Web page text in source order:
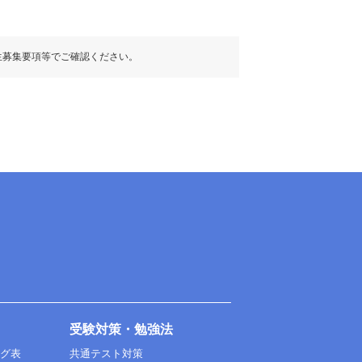
集要項等でご確認ください。
表
受験対策・勉強法
共通テスト対策